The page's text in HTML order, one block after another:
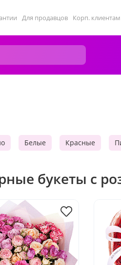
Для продавцов Корп. клиентам
Белые Красные
букеты с